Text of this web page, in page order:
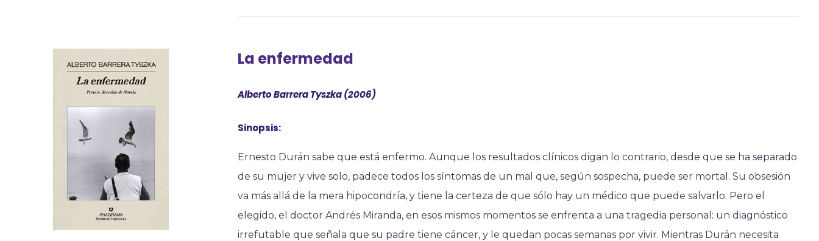
La enfermedad
Alberto Barrera Tyszka (2006)
Sinopsis:
Ernesto Durán sabe que está enfermo. Aunque los resultados clínicos digan lo contrario, desde que se ha separado
de su mujer y vive solo, padece todos los síntomas de un mal que, según sospecha, puede ser mortal. Su obsesión
va más allá de la mera hipocondría, y tiene la certeza de que sólo hay un médico que puede salvarlo. Pero el
elegido, el doctor Andrés Miranda, en esos mismos momentos se enfrenta a una tragedia personal: un diagnóstico
irrefutable que señala que su padre tiene cáncer, y le quedan pocas semanas por vivir. Mientras Durán necesita